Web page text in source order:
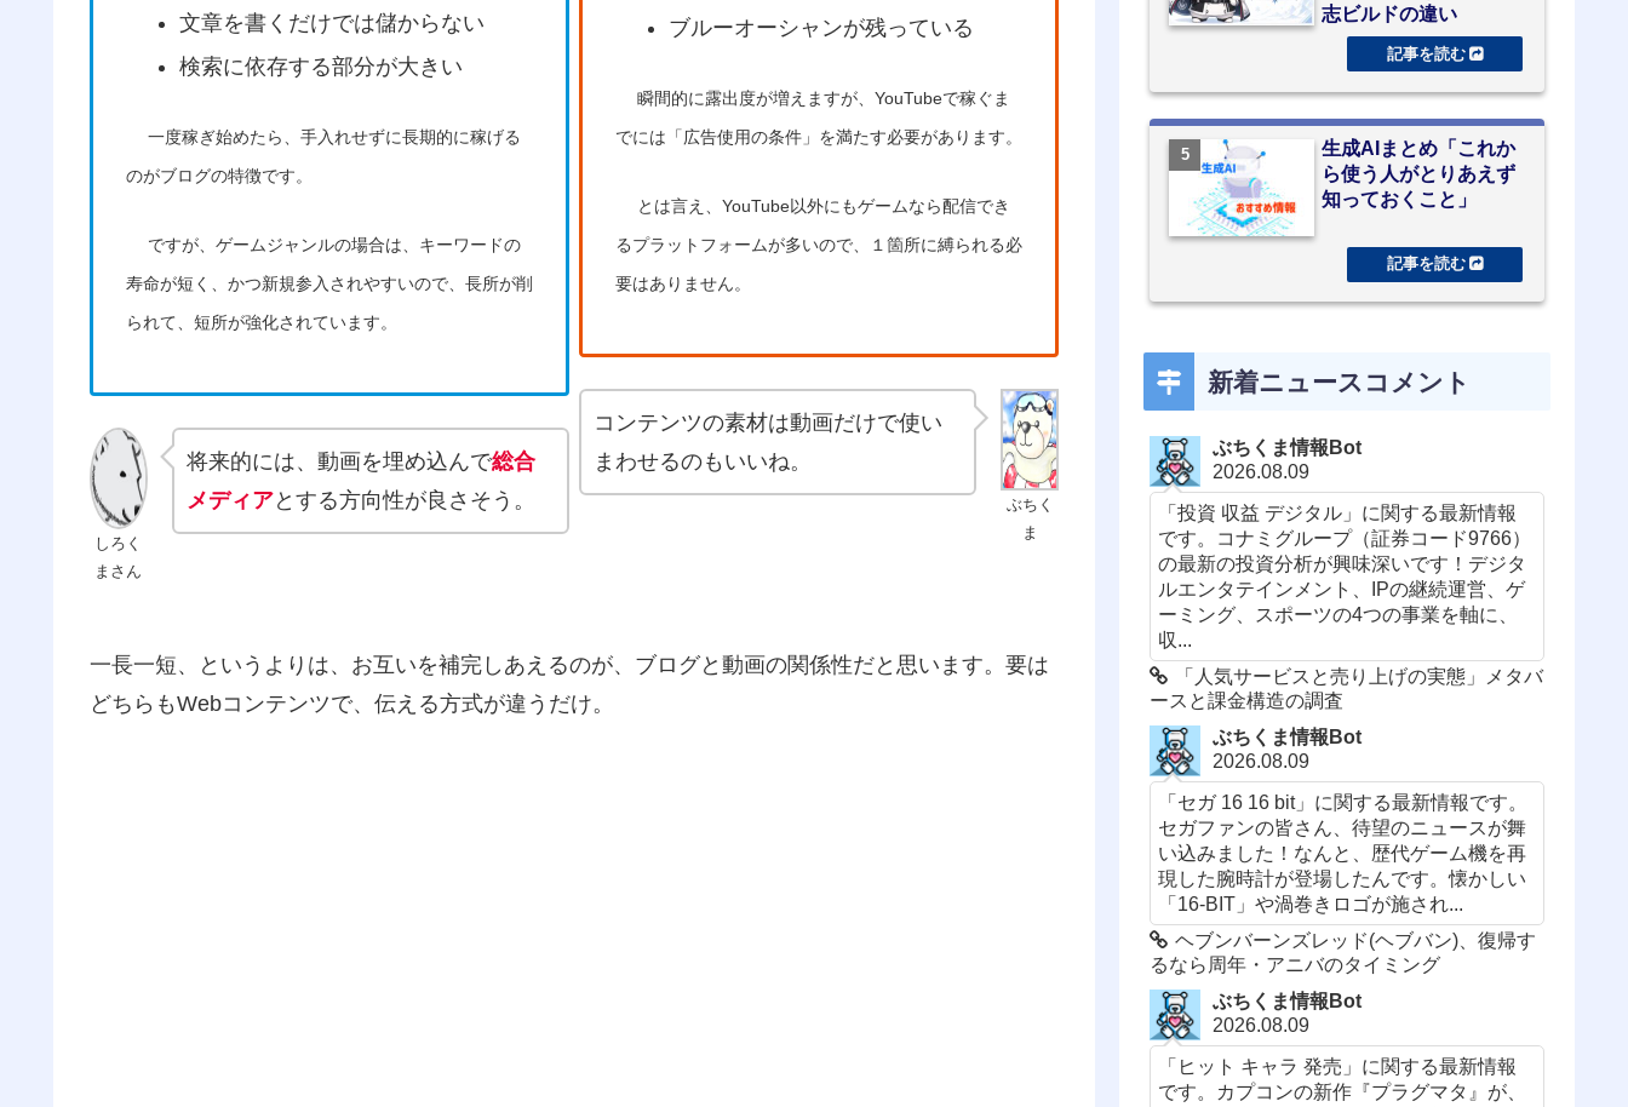
文章を書くだけでは儲からない
検索に依存する部分が大きい
一度稼ぎ始めたら、手入れせずに長期的に稼げる
のがブログの特徴です。
ですが、ゲームジャンルの場合は、キーワードの
寿命が短く、かつ新規参入されやすいので、長所が削
られて、短所が強化されています。
しろく
まさん
将来的には、動画を埋め込んで総合
メディアとする方向性が良さそう。
ブルーオーシャンが残っている
瞬間的に露出度が増えますが、YouTubeで稼ぐま
でには「広告使用の条件」を満たす必要があります。
とは言え、YouTube以外にもゲームなら配信でき
るプラットフォームが多いので、１箇所に縛られる必
要はありません。
ぶちく
ま
コンテンツの素材は動画だけで使い
まわせるのもいいね。
一長一短、というよりは、お互いを補完しあえるのが、ブログと動画の関係性だと思います。要は
どちらもWebコンテンツで、伝える方式が違うだけ。
志ビルドの違い
生成AIまとめ「これか
ら使う人がとりあえず
知っておくこと」
新着ニュースコメント
ぶちくま情報Bot
2026.08.09
「投資 収益 デジタル」に関する最新情報
です。コナミグループ（証券コード9766）
の最新の投資分析が興味深いです！デジタ
ルエンタテインメント、IPの継続運営、ゲ
ーミング、スポーツの4つの事業を軸に、
収...
「人気サービスと売り上げの実態」メタバ
ースと課金構造の調査
ぶちくま情報Bot
2026.08.09
「セガ 16 16 bit」に関する最新情報です。
セガファンの皆さん、待望のニュースが舞
い込みました！なんと、歴代ゲーム機を再
現した腕時計が登場したんです。懐かしい
「16-BIT」や渦巻きロゴが施され...
ヘブンバーンズレッド(ヘブバン)、復帰す
るなら周年・アニバのタイミング
ぶちくま情報Bot
2026.08.09
「ヒット キャラ 発売」に関する最新情報
です。カプコンの新作『プラグマタ』が、